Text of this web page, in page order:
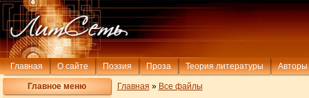
Главная О сайте Поэзия Проза Теория литературы Авторы
Главное меню
Главная » Все файлы